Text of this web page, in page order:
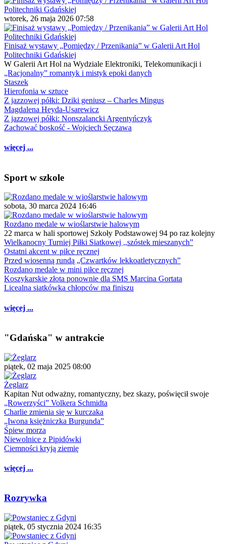
wtorek, 26 maja 2026 07:58
Finisaż wystawy „Pomiędzy / Przenikania” w Galerii Art Hol
Politechniki Gdańskiej
W Galerii Art Hol na Wydziale Elektroniki, Telekomunikacji i
„Racjonalny” romantyk i mistyk epoki danych
Staszek
Hierofonia w sztuce
Z jazzowej półki: Dziki geniusz – Charles Mingus
Magdalena Heyda-Usarewicz
Z jazzowej półki: Nonszalancki Argentyńczyk
Zachować boskość - Wojciech Sęczawa
więcej ...
Sport w szkole
sobota, 30 marca 2024 16:46
Rozdano medale w wioślarstwie halowym
22 marca w hali sportowej Szkoły Podstawowej 94 po raz kolejny
Wielkanocny Turniej Piłki Siatkowej ,,szóstek mieszanych”
Ostatni akcent w piłce ręcznej
Przed wiosenną rundą „Czwartków lekkoatletycznych”
Rozdano medale w mini piłce ręcznej
Koszykarskie złota ponownie dla SMS Marcina Gortata
Licealna siatkówka chłopców ma finiszu
więcej ...
"Gdańska" w antrakcie
piątek, 02 maja 2025 08:00
Żeglarz
Kapitan Nut odważny, romantyczny, bez skazy, poświęcił swoje
„Rowerzyści” Volkera Schmidta
Charlie zmienia się w kurczaka
„Iwona księżniczka Burgunda”
Śpiew morza
Niewolnice z Pipidówki
Ciemności kryją ziemię
więcej ...
Rozrywka
piątek, 05 stycznia 2024 16:35